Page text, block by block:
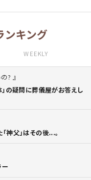
ンキング
WEEKLY
?
の疑問に葬儀屋がお答えし
神父」はその後...。
ー